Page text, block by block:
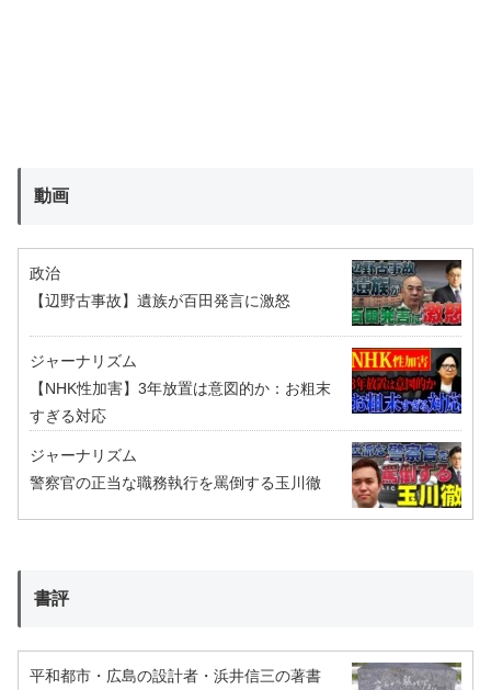
動画
政治
【辺野古事故】遺族が百田発言に激怒
ジャーナリズム
【NHK性加害】3年放置は意図的か：お粗末
すぎる対応
ジャーナリズム
警察官の正当な職務執行を罵倒する玉川徹
書評
平和都市・広島の設計者・浜井信三の著書